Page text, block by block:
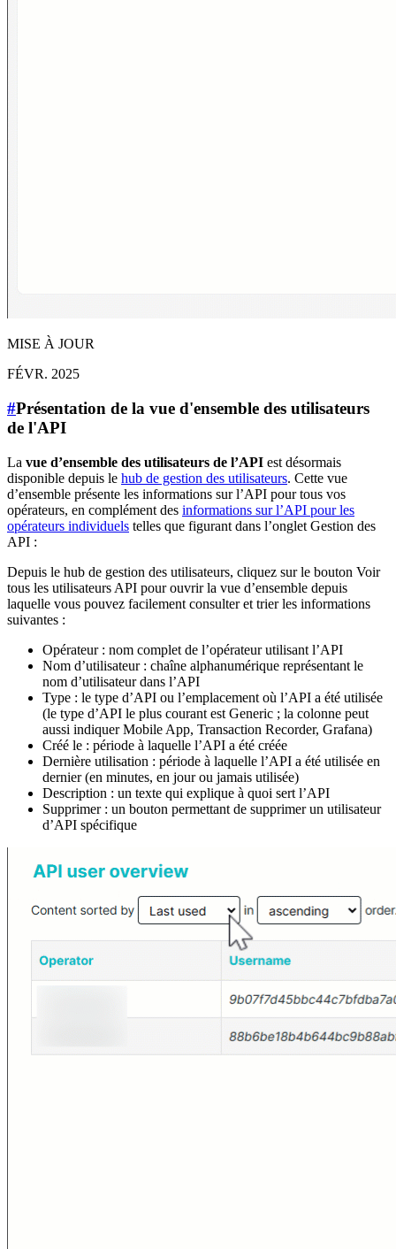
MISE À JOUR
FÉVR. 2025
#Présentation de la vue d'ensemble des utilisateurs
de l'API
La vue d’ensemble des utilisateurs de l’API est désormais
disponible depuis le hub de gestion des utilisateurs. Cette vue
d’ensemble présente les informations sur l’API pour tous vos
opérateurs, en complément des informations sur l’API pour les
opérateurs individuels telles que figurant dans l’onglet Gestion des
API :
Depuis le hub de gestion des utilisateurs, cliquez sur le bouton Voir
tous les utilisateurs API pour ouvrir la vue d’ensemble depuis
laquelle vous pouvez facilement consulter et trier les informations
suivantes :
Opérateur : nom complet de l’opérateur utilisant l’API
Nom d’utilisateur : chaîne alphanumérique représentant le
nom d’utilisateur dans l’API
Type : le type d’API ou l’emplacement où l’API a été utilisée
(le type d’API le plus courant est Generic ; la colonne peut
aussi indiquer Mobile App, Transaction Recorder, Grafana)
Créé le : période à laquelle l’API a été créée
Dernière utilisation : période à laquelle l’API a été utilisée en
dernier (en minutes, en jour ou jamais utilisée)
Description : un texte qui explique à quoi sert l’API
Supprimer : un bouton permettant de supprimer un utilisateur
d’API spécifique